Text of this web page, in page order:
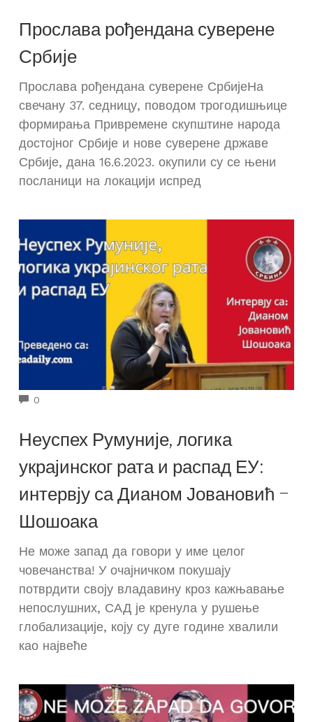
Прослава рођендана суверене
Србије
Прослава рођендана суверене СрбијеНа
свечану 37. седницу, поводом трогодишњице
формирања Привремене скупштине народа
достојног Србије и нове суверене државе
Србије, дана 16.6.2023. окупили су се њени
посланици на локацији испред
0
Неуспех Румуније, логика
украјинског рата и распад ЕУ:
интервју са Дианом Јовановић –
Шошоака
Не може запад да говори у име целог
човечанства! У очајничком покушају
потврдити своју владавину кроз кажњавање
непослушних, САД је кренула у рушење
глобализације, коју су дуге године хвалили
као највеће